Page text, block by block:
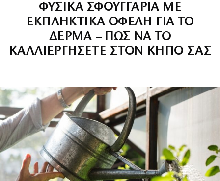
ΦΥΣΙΚΑ ΣΦΟΥΓΓΑΡΙΑ ΜΕ
ΕΚΠΛΗΚΤΙΚΑ ΟΦΕΛΗ ΓΙΑ ΤΟ
ΔΕΡΜΑ – ΠΩΣ ΝΑ ΤΟ
ΚΑΛΛΙΕΡΓΗΣΕΤΕ ΣΤΟΝ ΚΗΠΟ ΣΑΣ